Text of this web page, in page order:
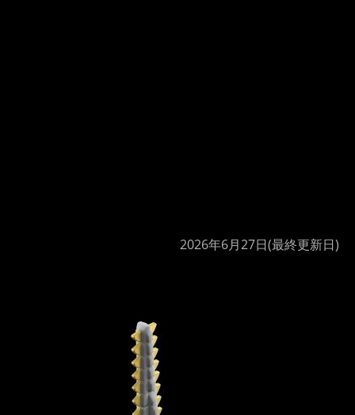
2026年6月27日(最終更新日)